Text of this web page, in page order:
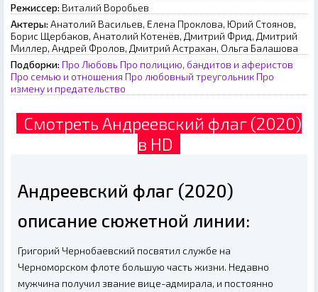
Режиссер: Виталий Воробьев
Актеры: Анатолий Васильев, Елена Проклова, Юрий Стоянов,
Борис Щербаков, Анатолий Котенёв, Дмитрий Фрид, Дмитрий
Миллер, Андрей Фролов, Дмитрий Астрахан, Ольга Балашова
Подборки: Про Любовь Про полицию, бандитов и аферистов
Про семью и отношения Про любовный треугольник Про
измену и предательство
Смотреть Андреевский флаг (2020)
в HD
Андреевский флаг (2020)
описание сюжетной линии:
Григорий Чернобаевский посвятил службе на
Черноморском флоте большую часть жизни. Недавно
мужчина получил звание вице-адмирала, и постоянно